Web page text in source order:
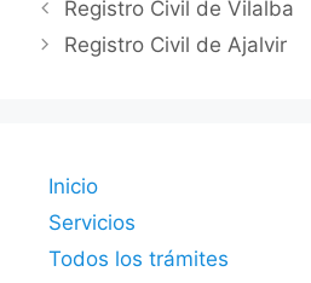
Registro Civil de Vilalba
Registro Civil de Ajalvir
Inicio
Servicios
Todos los trámites